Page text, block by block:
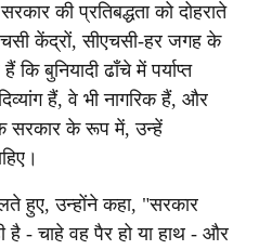
की प्रतिबद्धता को दोहराते
केंद्रों, सीएचसी-हर जगह के
बुनियादी ढाँचे में पर्याप्त
हैं, वे भी नागरिक हैं, और
सरकार के रूप में, उन्हें
हुए, उन्होंने कहा, "सरकार
है - चाहे वह पैर हो या हाथ - और